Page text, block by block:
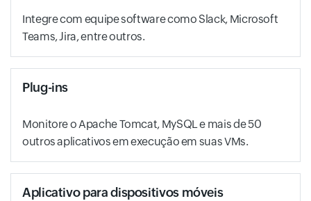
Integre com equipe software como Slack, Microsoft
Teams, Jira, entre outros.
Plug-ins
Monitore o Apache Tomcat, MySQL e mais de 50
outros aplicativos em execução em suas VMs.
Aplicativo para dispositivos móveis